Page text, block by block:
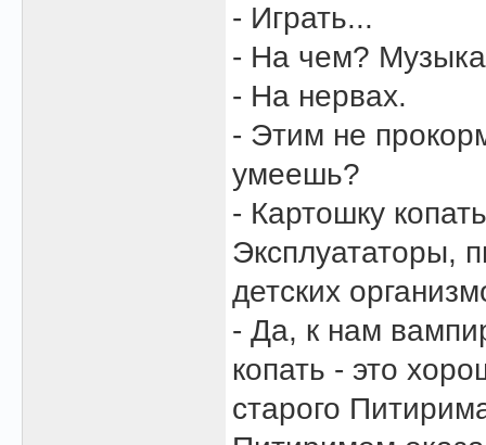
- Играть...
- На чем?
- На нервах.
- Этим не
умеешь?
- Картошку
Эксплуататоры,
детских
- Да, к нам
копать - это
старого